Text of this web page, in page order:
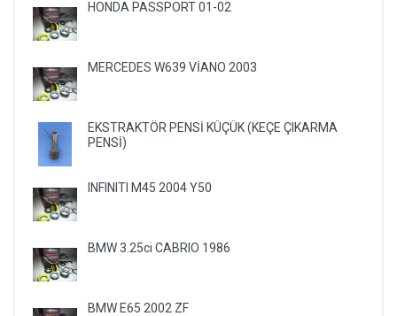
HONDA PASSPORT 01-02
MERCEDES W639 VİANO 2003
EKSTRAKTÖR PENSİ KÜÇÜK (KEÇE ÇIKARMA
PENSİ)
INFINITI M45 2004 Y50
BMW 3.25ci CABRIO 1986
BMW E65 2002 ZF